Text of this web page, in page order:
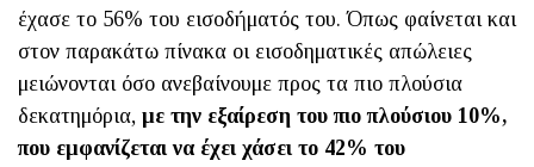
έχασε το 56% του εισοδήματός του. Όπως φαίνεται και
στον παρακάτω πίνακα οι εισοδηματικές απώλειες
μειώνονται όσο ανεβαίνουμε προς τα πιο πλούσια
δεκατημόρια, με την εξαίρεση του πιο πλούσιου 10%,
που εμφανίζεται να έχει χάσει το 42% του